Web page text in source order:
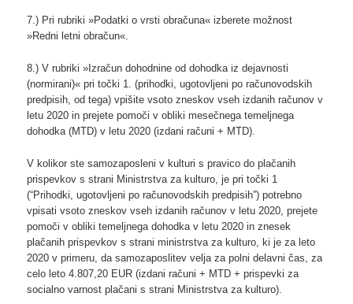
7.) Pri rubriki »Podatki o vrsti obračuna« izberete možnost
»Redni letni obračun«.
8.) V rubriki »Izračun dohodnine od dohodka iz dejavnosti
(normirani)« pri točki 1. (prihodki, ugotovljeni po računovodskih
predpisih, od tega) vpišite vsoto zneskov vseh izdanih računov v
letu 2020 in prejete pomoči v obliki mesečnega temeljnega
dohodka (MTD) v letu 2020 (izdani računi + MTD).
V kolikor ste samozaposleni v kulturi s pravico do plačanih
prispevkov s strani Ministrstva za kulturo, je pri točki 1
(“Prihodki, ugotovljeni po računovodskih predpisih”) potrebno
vpisati vsoto zneskov vseh izdanih računov v letu 2020, prejete
pomoči v obliki temeljnega dohodka v letu 2020 in znesek
plačanih prispevkov s strani ministrstva za kulturo, ki je za leto
2020 v primeru, da samozaposlitev velja za polni delavni čas, za
celo leto 4.807,20 EUR (izdani računi + MTD + prispevki za
socialno varnost plačani s strani Ministrstva za kulturo).